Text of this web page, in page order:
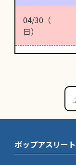
04/30（
日）
ポップアスリー